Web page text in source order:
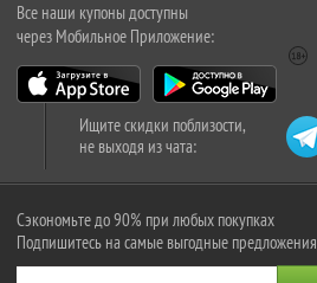
Все наши купоны доступны
через Мобильное Приложение:
Ищите скидки поблизости,
не выходя из чата:
Сэкономьте до 90% при любых покупках
Подпишитесь на самые выгодные предложения